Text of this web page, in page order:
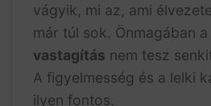
vágyik, mi az, ami
már túl sok. Önmagában a
vastagítás nem tesz
A figyelmesség és a lelki
ilyen fontos.